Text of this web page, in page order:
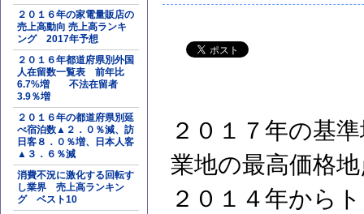
２０１６年の家電量販店の
売上高動向 売上高ランキ
ング 2017年予想
２０１６年都道府県別外国
人在留数一覧表 前年比
6.7%増 不法在留者
3.9％増
２０１６年の都道府県別延
べ宿泊数▲２．０％減、訪
日客８．０％増、日本人客
▲３．６％減
消費不況に激化する回転す
し業界 売上高ランキン
グ ベスト10
２０１７年の基
業地の最高価格
２０１４年から